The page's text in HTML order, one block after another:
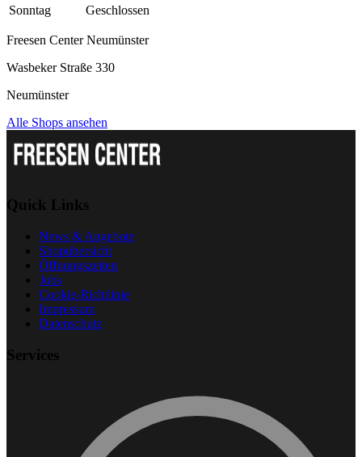
Sonntag Geschlossen
Freesen Center Neumünster
Wasbeker Straße 330
Neumünster
Alle Shops ansehen
Quick Links
News & Angebote
Shopübersicht
Öffnungszeiten
Jobs
Cookie-Richtlinie
Impressum
Datenschutz
Services